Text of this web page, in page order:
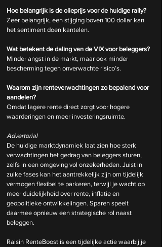
Hoe belangrijk is de olieprijs voor de huidige rally?
Zeer belangrijk, een stijging boven 100 dollar kan
het sentiment doen kantelen.
Wat betekent de daling van de VIX voor beleggers?
Minder angst in de markt, maar ook minder
bescherming tegen onverwachte risico’s.
Waarom zijn renteverwachtingen zo bepalend voor
aandelen?
Omdat lagere rente direct zorgt voor hogere
waarderingen en meer investeringsruimte.
Advertorial
De huidige marktdynamiek laat zien hoe sterk
verwachtingen het gedrag van beleggers sturen,
zelfs in een omgeving vol onzekerheden. Juist in
zulke fases kan het aantrekkelijk zijn om tijdelijk
vermogen flexibel te parkeren, terwijl je wacht op
meer duidelijkheid over rente, inflatie en
geopolitieke ontwikkelingen. Sparen speelt
daarmee opnieuw een strategische rol naast
beleggen.
Raisin RenteBoost is een tijdelijke actie waarbij je